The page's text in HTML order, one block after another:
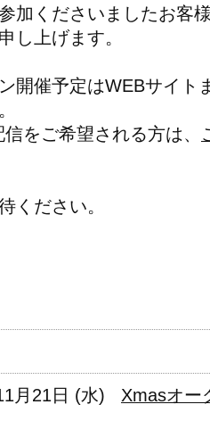
加くださいましたお客
し上げます。
開催予定はWEBサイト
をご希望される方は、
ください。
月21日 (水) Xmasオー